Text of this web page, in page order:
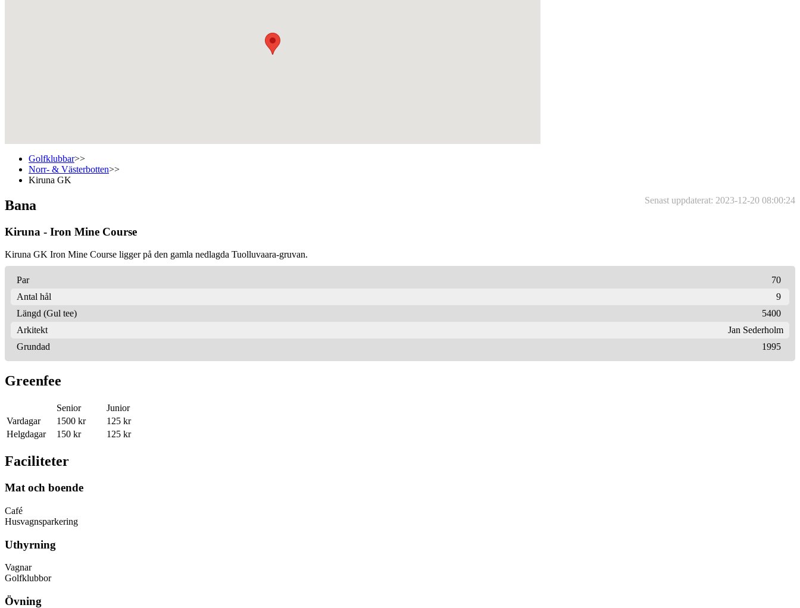
Golfklubbar>>
Norr- & Västerbotten>>
Kiruna GK
Senast uppdaterat: 2023-12-20 08:00:24
Bana
Kiruna - Iron Mine Course
Kiruna GK Iron Mine Course ligger på den gamla nedlagda Tuolluvaara-gruvan.
Par
70
Antal hål
9
Längd (Gul tee)
5400
Arkitekt
Jan Sederholm
Grundad
1995
Greenfee
Senior
Junior
Vardagar
1500 kr
125 kr
Helgdagar
150 kr 125 kr
Faciliteter
Mat och boende
Café
Husvagnsparkering
Uthyrning
Vagnar
Golfklubbor
Övning